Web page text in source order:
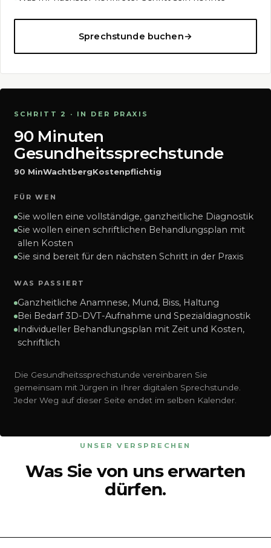
Sprechstunde buchen→
SCHRITT 2 · IN DER PRAXIS
90 Minuten
Gesundheitssprechstunde
90 MinWachtbergKostenpflichtig
FÜR WEN
Sie wollen eine vollständige, ganzheitliche Diagnostik
Sie wollen einen schriftlichen Behandlungsplan mit
allen Kosten
Sie sind bereit für den nächsten Schritt in der Praxis
WAS PASSIERT
Ganzheitliche Anamnese, Mund, Biss, Haltung
Bei Bedarf 3D-DVT-Aufnahme und Spezialdiagnostik
Individueller Behandlungsplan mit Zeit und Kosten,
schriftlich
Die Gesundheitssprechstunde vereinbaren Sie
gemeinsam mit Jürgen in Ihrer digitalen Sprechstunde.
Jeder Weg auf dieser Seite endet im selben Kalender.
UNSER VERSPRECHEN
Was Sie von uns erwarten
dürfen.